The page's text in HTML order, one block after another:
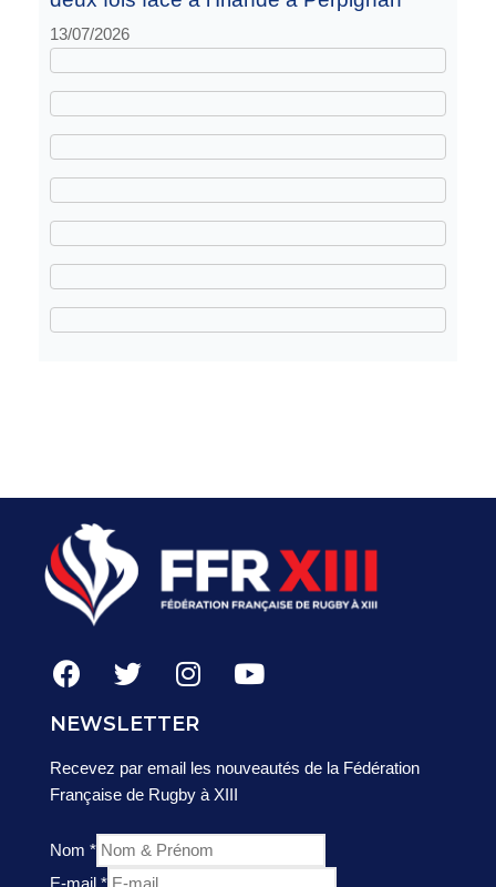
13/07/2026
NEWSLETTER
Recevez par email les nouveautés de la Fédération
Française de Rugby à XIII
Nom *